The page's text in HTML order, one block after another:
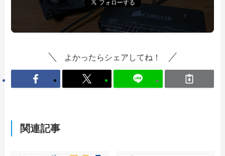
よかったらシェアしてね！
関連記事